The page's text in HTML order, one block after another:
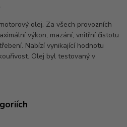
olej. Za všech provozních
výkon, mazání, vnitřní čistotu
Nabízí vynikající hodnotu
Olej byl testovaný v